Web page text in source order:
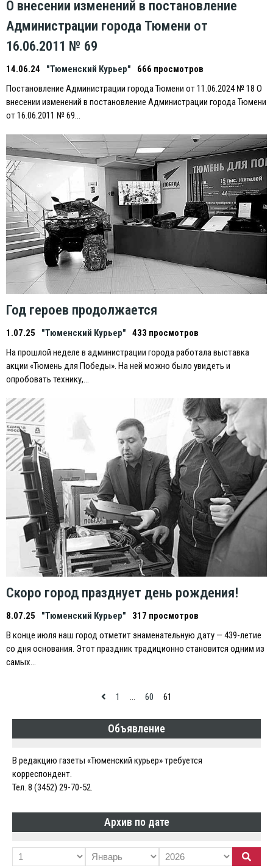
О внесении изменений в постановление
Администрации города Тюмени от
16.06.2011 № 69
14.06.24 "Тюменский Курьер"
666 просмотров
Постановление Администрации города Тюмени от 11.06.2024 № 18 О
внесении изменений в постановление Администрации города Тюмени
от 16.06.2011 № 69…
Год героев продолжается
1.07.25 "Тюменский Курьер"
433 просмотров
На прошлой неделе в администрации города работала выставка
акции «Тюмень для Победы». На ней можно было увидеть и
опробовать технику,…
Скоро город празднует день рождения!
8.07.25 "Тюменский Курьер"
317 просмотров
В конце июля наш город отметит знаменательную дату — 439-летие
со дня основания. Этот праздник традиционно становится одним из
самых…
по
записям
1 60 61
Объявление
В редакцию газеты «Тюменский курьер» требуется
корреспондент.
Тел. 8 (3452) 29-70-52.
Архив по дате